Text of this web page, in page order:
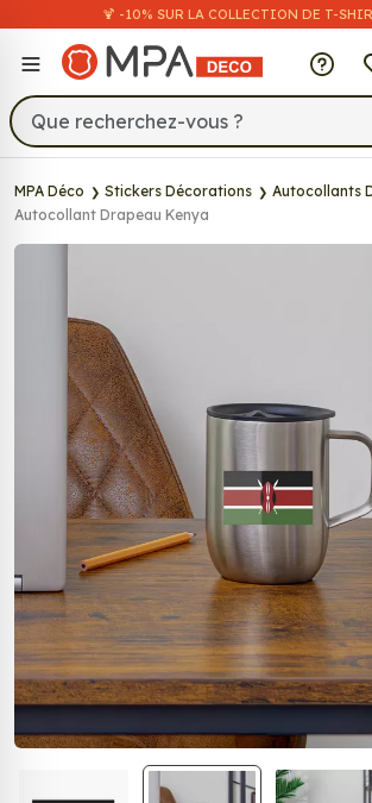
🍹 -10% SUR LA COLLECTION DE T-
MPA Déco
MPA Déco Stickers Décorations
Autocollants
Autocollant Drapeau Kenya